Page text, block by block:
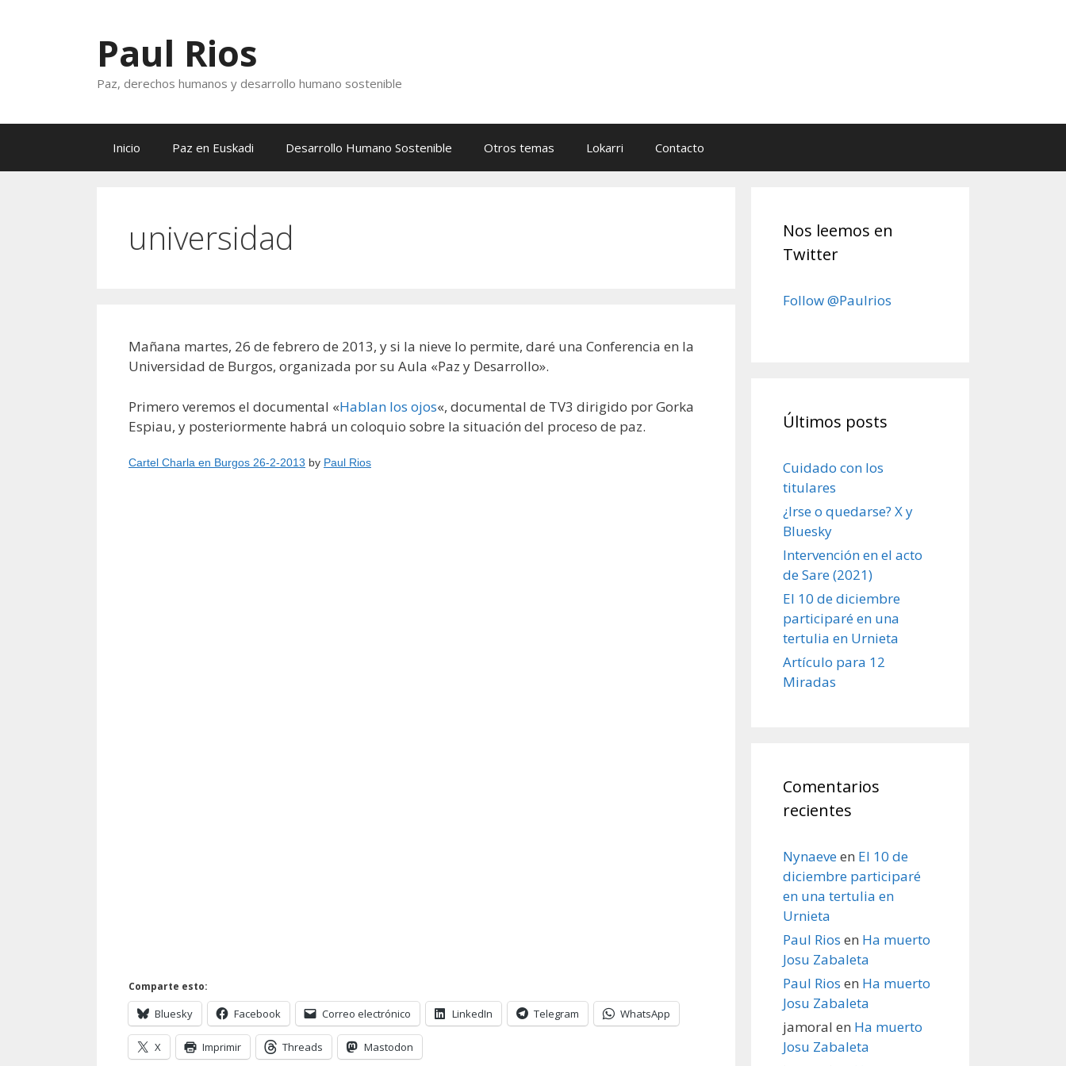
Paul Rios
Paz, derechos humanos y desarrollo humano sostenible
Inicio Paz en Euskadi Desarrollo Humano Sostenible Otros temas Lokarri Contacto
universidad
Mañana martes, 26 de febrero de 2013, y si la nieve lo permite, daré una Conferencia en la
Universidad de Burgos, organizada por su Aula «Paz y Desarrollo».
Primero veremos el documental «Hablan los ojos«, documental de TV3 dirigido por Gorka
Espiau, y posteriormente habrá un coloquio sobre la situación del proceso de paz.
Cartel Charla en Burgos 26-2-2013 by Paul Rios
Comparte esto:
Bluesky Facebook Correo electrónico LinkedIn Telegram WhatsApp
X Imprimir Threads Mastodon
Nos leemos en
Twitter
Follow @Paulrios
Últimos posts
Cuidado con los
titulares
¿Irse o quedarse? X y
Bluesky
Intervención en el acto
de Sare (2021)
El 10 de diciembre
participaré en una
tertulia en Urnieta
Artículo para 12
Miradas
Comentarios
recientes
Nynaeveen El 10 de
diciembre participaré
en una tertulia en
Urnieta
Paul Rios en Ha muerto
Josu Zabaleta
Paul Rios en Ha muerto
Josu Zabaleta
jamoral en Ha muerto
Josu Zabaleta